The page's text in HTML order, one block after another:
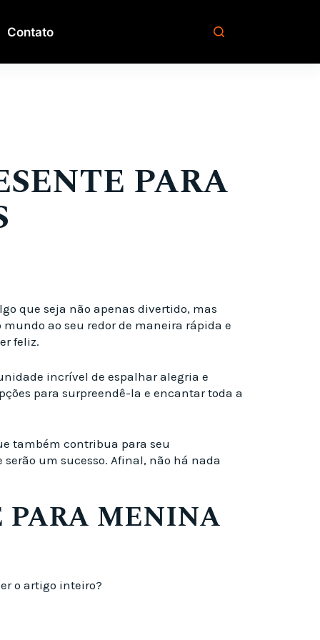
Contato
PARA
que seja não apenas divertido, mas
ao seu redor de maneira rápida e
feliz.
incrível de espalhar alegria e
para surpreendê-la e encantar toda a
também contribua para seu
um sucesso. Afinal, não há nada
PARA MENINA
o artigo inteiro?